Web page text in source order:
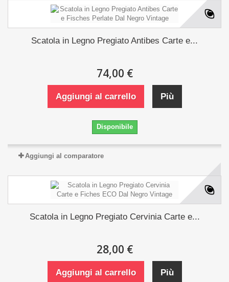
Scatola in Legno Pregiato Antibes Carte e...
74,00 €
Aggiungi al carrello Più
Disponibile
Aggiungi al comparatore
Scatola in Legno Pregiato Cervinia Carte e...
28,00 €
Aggiungi al carrello Più